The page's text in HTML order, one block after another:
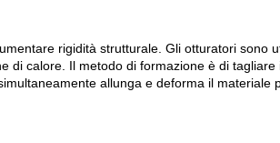
rigidità strutturale. Gli otturatori sono
di calore. Il metodo di formazione è di tagliare
allunga e deforma il materiale